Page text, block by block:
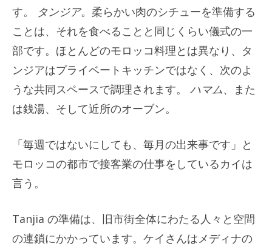
す。
タンジア。柔らかい肉のシチューを準備する
ことは、それを食べることと同じくらい儀式の一
部です。ほとんどのモロッコ料理とは異なり、タ
ンジアはプライベートキッチンではなく、次のよ
うな共同スペースで調理されます。 ハマム、また
は銭湯、そして近所のオーブン。
「毎週ではないにしても、毎月の出来事です」と
モロッコの都市で接客業の仕事をしているカイは
言う。
Tanjia の準備は、旧市街全体にわたる人々と空間
の連鎖にかかっています。ケイさんはメディナの